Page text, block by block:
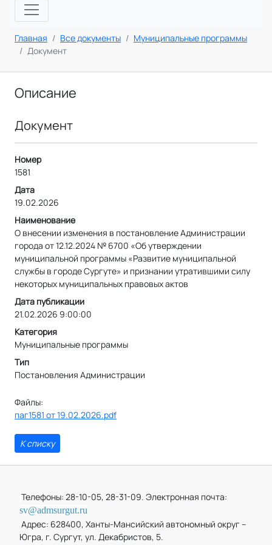
Главная Все документы
Муниципальные программы
Документ
Описание
Документ
Номер
1581
Дата
19.02.2026
Наименование
О внесении изменения в постановление Администрации
города от 12.12.2024 № 6700 «Об утверждении
муниципальной программы «Развитие муниципальной
службы в городе Сургуте» и признании утратившими силу
некоторых муниципальных правовых актов
Дата публикации
21.02.2026 9:00:00
Категория
Муниципальные программы
Тип
Постановления Администрации
Файлы:
паг1581 от 19.02.2026.pdf
К списку
Телефоны: 28-10-05, 28-31-09. Электронная почта:
sv@admsurgut.ru
Адрес: 628400, Ханты-Мансийский автономный округ –
Югра, г. Сургут, ул. Декабристов, 5.